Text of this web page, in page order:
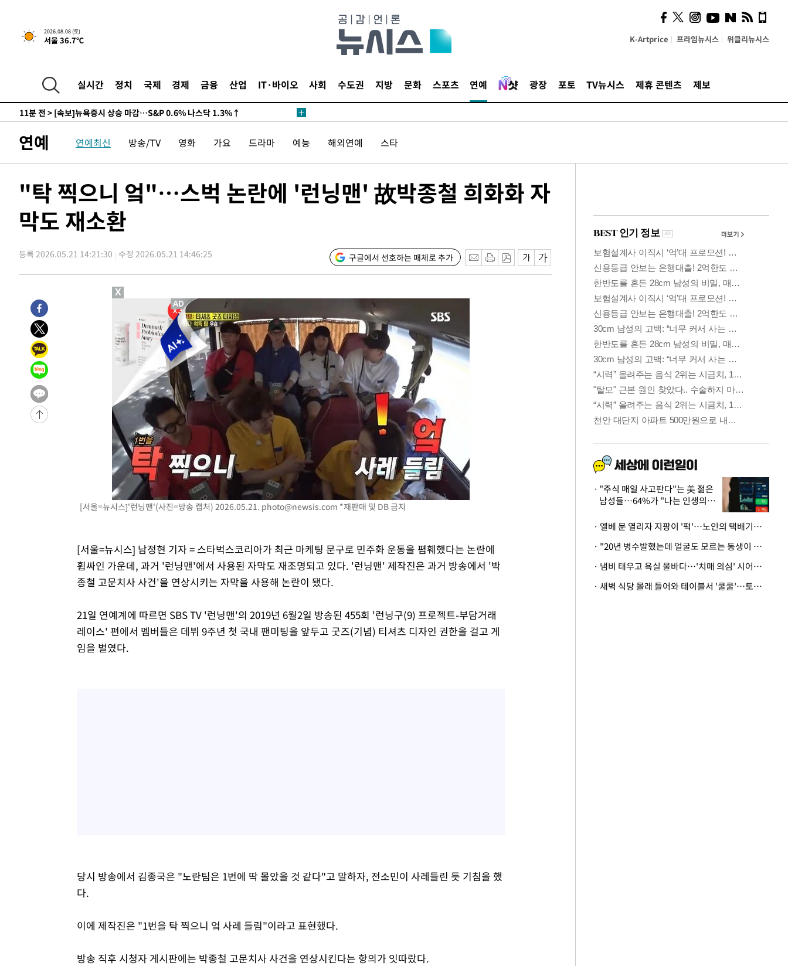
2026.08.08 (토)
서울 36.7℃ K-Artprice 프라임뉴시스 위클리뉴시스
실시간 정치 국제 경제 금융 산업 IT·바이오 사회 수도권 지방 문화 스포츠 연예 광장 포토 TV뉴시스 제휴 콘텐츠 제보
-25779초 전 >여수 오동도 해상서 모터보트 전복…1명 사망·1명 실종
-22006초 전 >극한폭염 한풀 꺾이지만…'낮 최고 35도' 무더위, 열대야 계속[다음
-17541초 전 >
[속보]'압수수색·성접대 논란' 축구협회 "실망과 걱정 안겨드려 죄
-6162초 전 >
11분 전 > [속보]뉴욕증시 상승 마감…S&P 0.6% 나스닥 1.3%↑
-28889초 전 >
선재도서 해루질 나섰다 실종 60대, 닷새 만에 숨진 채 발견
-26423초 전 >남자 농구, 나고야 아시안게임서 '홈팀' 일본과 한일전
-22026초 전 >극한폭염 한풀 꺾이지만…'낮 최고 35도' 무더위, 열대야 계속[다음
주 날씨]
-19044초 전 >축구협회 "압수수색·성접대 논란 사과…쇄신의 기회로 삼겠다"
-17561초 전 >[속보]'압수수색·성접대 논란' 축구협회 "실망과 걱정 안겨드려 죄
11분 전 >[속보]뉴욕증시 상승 마감…S&P 0.6% 나스닥 1.3%↑
연예 연예최신 방송/TV 영화 가요 드라마 예능 해외연예 스타
"탁 찍으니 엌"…스벅 논란에 '런닝맨' 故박종철 희화화 자
막도 재소환
등록 2026.05.21 14:21:30 수정 2026.05.21 14:46:25 구글에서 선호하는 매체로 추가
[서울=뉴시스]'런닝맨'(사진=방송 캡처) 2026.05.21. photo@newsis.com *재판매 및 DB 금지
[서울=뉴시스] 남정현 기자 = 스타벅스코리아가 최근 마케팅 문구로 민주화 운동을 폄훼했다는 논란에
휩싸인 가운데, 과거 '런닝맨'에서 사용된 자막도 재조명되고 있다. '런닝맨' 제작진은 과거 방송에서 '박
종철 고문치사 사건'을 연상시키는 자막을 사용해 논란이 됐다.
21일 연예계에 따르면 SBS TV '런닝맨'의 2019년 6월2일 방송된 455회 '런닝구(9) 프로젝트-부담거래
레이스' 편에서 멤버들은 데뷔 9주년 첫 국내 팬미팅을 앞두고 굿즈(기념) 티셔츠 디자인 권한을 걸고 게
임을 벌였다.
당시 방송에서 김종국은 "노란팀은 1번에 딱 몰았을 것 같다"고 말하자, 전소민이 사레들린 듯 기침을 했
다.
이에 제작진은 "1번을 탁 찍으니 엌 사레 들림"이라고 표현했다.
방송 직후 시청자 게시판에는 박종철 고문치사 사건을 연상시킨다는 항의가 잇따랐다.
사이 해답 찾았죠"…알을
깨고 나온 '초자아'
"주식 매일 사고판다"는 美 젊은
남성들…64%가 "나는 인생의
· 엘베 문 열리자 지팡이 '퍽'…노인의 택배기사 폭행 이유
· "20년 병수발했는데 얼굴도 모르는 동생이 유산 절반을"…배다른 형제 상속권 있을까
· 냄비 태우고 욕실 물바다…'치매 의심' 시어머니 검사 권유했다가 '날벼락'
· 새벽 식당 몰래 들어와 테이블서 '쿨쿨'…토사물 남기고 사라진 남성
X